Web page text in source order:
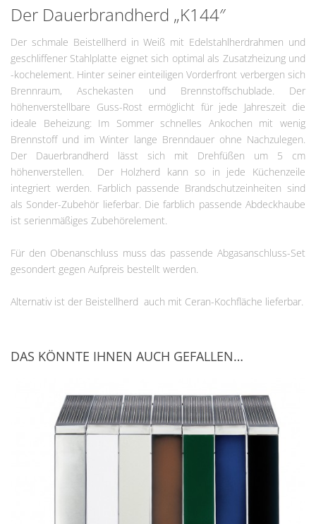
Der Dauerbrandherd „K144″
Der schmale Beistellherd in Weiß mit Edelstahlherdrahmen und
geschliffener Stahlplatte eignet sich optimal als Zusatzheizung und
-kochelement. Hinter seiner einteiligen Vorderfront verbergen sich
Brennraum, Aschekasten und Brennstoffschublade. Der
höhenverstellbare Guss-Rost ermöglicht für jede Jahreszeit die
ideale Beheizung: Im Sommer schnelles Ankochen mit wenig
Brennstoff und im Winter lange Brenndauer ohne Nachzulegen.
Der Dauerbrandherd lässt sich mit Drehfüßen um 5 cm
höhenverstellen. Der Holzherd kann so in jede Küchenzeile
integriert werden. Farblich passende Brandschutzeinheiten sind
als Sonder-Zubehör lieferbar. Die farblich passende Abdeckhaube
ist serienmäßiges Zubehörelement.
Für den Obenanschluss muss das passende Abgasanschluss-Set
gesondert gegen Aufpreis bestellt werden.
Alternativ ist der Beistellherd auch mit Ceran-Kochfläche lieferbar.
DAS KÖNNTE IHNEN AUCH GEFALLEN…